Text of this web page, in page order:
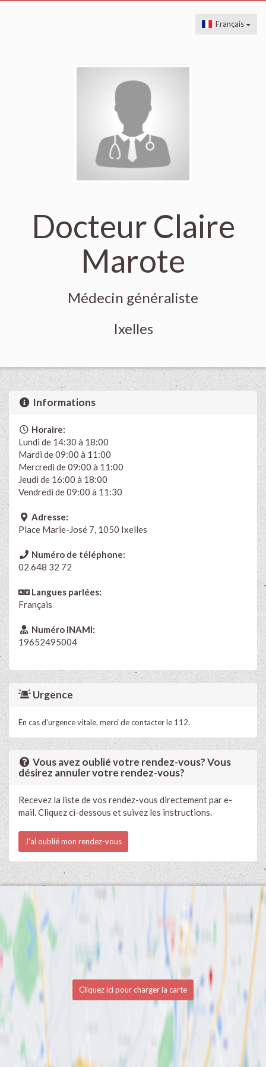
Français
Docteur Claire
Marote
Médecin généraliste
Ixelles
Informations
Horaire:
Lundi de 14:30 à 18:00
Mardi de 09:00 à 11:00
Mercredi de 09:00 à 11:00
Jeudi de 16:00 à 18:00
Vendredi de 09:00 à 11:30
Adresse:
Place Marie-José 7, 1050 Ixelles
Numéro de téléphone:
02 648 32 72
Langues parlées:
Français
Numéro INAMI:
19652495004
Urgence
En cas d'urgence vitale, merci de contacter le 112.
Vous avez oublié votre rendez-vous? Vous
désirez annuler votre rendez-vous?
Recevez la liste de vos rendez-vous directement par e-
mail. Cliquez ci-dessous et suivez les instructions.
J'ai oublié mon rendez-vous
Cliquez ici pour charger la carte